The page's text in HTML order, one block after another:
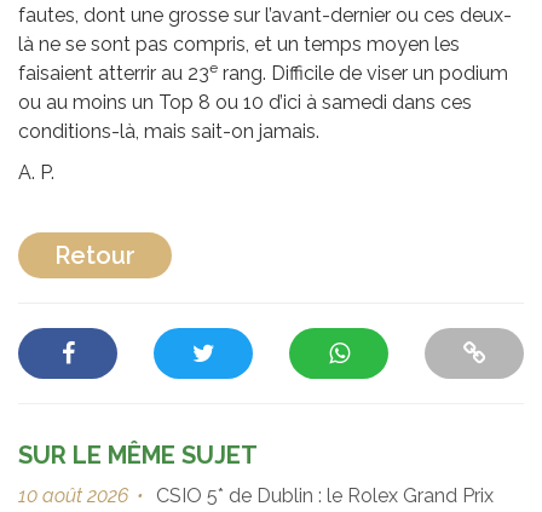
fautes, dont une grosse sur l’avant-dernier ou ces deux-
là ne se sont pas compris, et un temps moyen les
faisaient atterrir au 23e rang. Difficile de viser un podium
ou au moins un Top 8 ou 10 d’ici à samedi dans ces
conditions-là, mais sait-on jamais.
A. P.
Retour
SUR LE MÊME SUJET
10 août 2026 •
CSIO 5* de Dublin : le Rolex Grand Prix